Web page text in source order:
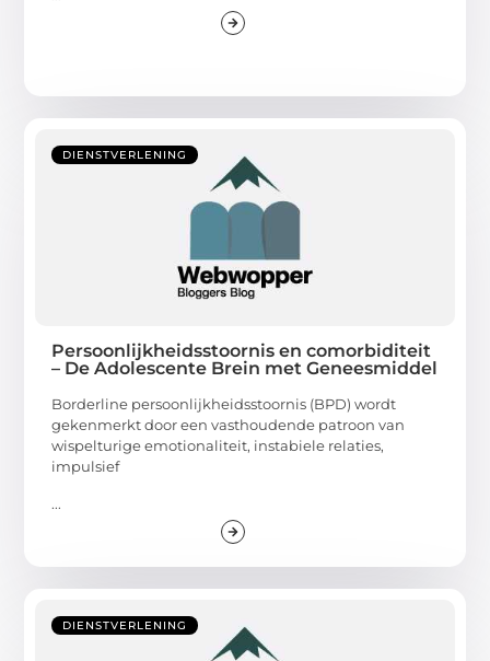
DIENSTVERLENING
Persoonlijkheidsstoornis en comorbiditeit
– De Adolescente Brein met Geneesmiddel
Borderline persoonlijkheidsstoornis (BPD) wordt
gekenmerkt door een vasthoudende patroon van
wispelturige emotionaliteit, instabiele relaties,
impulsief
...
DIENSTVERLENING